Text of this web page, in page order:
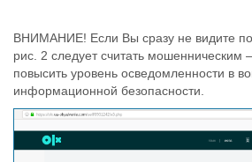
ВНИМАНИЕ! Если Вы сразу не видите
рис. 2 следует считать мошенническим
повысить уровень осведомленности в
информационной безопасности.